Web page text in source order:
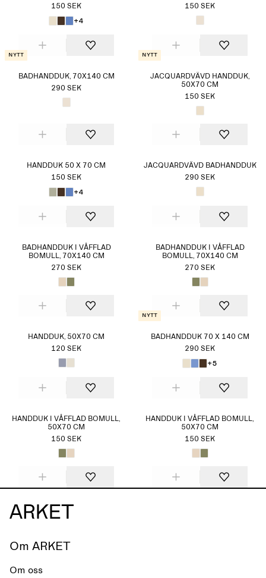
150 SEK
+4
150 SEK
Nytt
BADHANDDUK, 70X140 CM
290 SEK
Nytt
JACQUARDVÄVD HANDDUK,
50X70 CM
150 SEK
HANDDUK 50 X 70 CM
150 SEK
+4
JACQUARDVÄVD BADHANDDUK
290 SEK
BADHANDDUK I VÅFFLAD
BOMULL, 70X140 CM
270 SEK
BADHANDDUK I VÅFFLAD
BOMULL, 70X140 CM
270 SEK
HANDDUK, 50X70 CM
120 SEK
Nytt
BADHANDDUK 70 X 140 CM
290 SEK
+5
HANDDUK I VÅFFLAD BOMULL,
50X70 CM
150 SEK
HANDDUK I VÅFFLAD BOMULL,
50X70 CM
150 SEK
Om ARKET
Om oss